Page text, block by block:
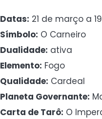
Datas: 21 de março a
Símbolo: O Carneiro
Dualidade: ativa
Elemento: Fogo
Qualidade: Cardeal
Planeta Governante:
Carta de Tarô: O